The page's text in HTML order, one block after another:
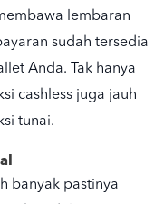
lembaran
sudah tersedia
Anda. Tak hanya
cashless juga jauh
tunai.
banyak pastinya